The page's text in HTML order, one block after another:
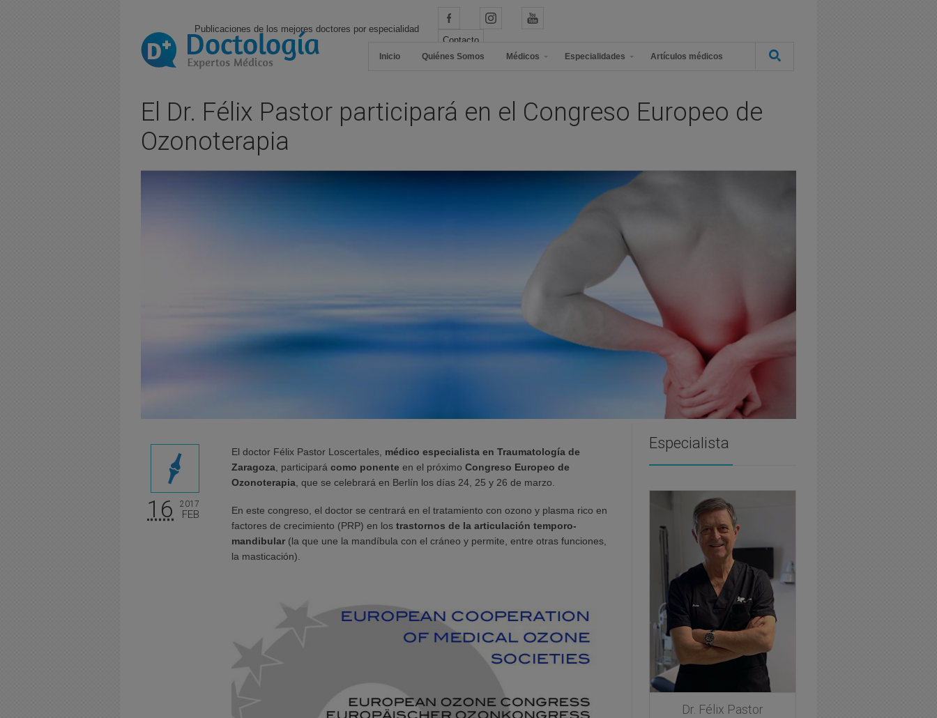
Publicaciones de los mejores doctores por especialidad
Contacto
Inicio Quiénes Somos Médicos Especialidades Artículos médicos
El Dr. Félix Pastor participará en el Congreso Europeo de
Ozonoterapia
16 2017
FEB
El doctor Félix Pastor Loscertales, médico especialista en Traumatología de
Zaragoza , participará como ponente en el próximo Congreso Europeo de
Ozonoterapia , que se celebrará en Berlín los días 24, 25 y 26 de marzo.
En este congreso, el doctor se centrará en el tratamiento con ozono y plasma rico en
factores de crecimiento (PRP) en los trastornos de la articulación temporo-
mandibular (la que une la mandíbula con el cráneo y permite, entre otras funciones,
la masticación).
Especialista
Dr. Félix Pastor